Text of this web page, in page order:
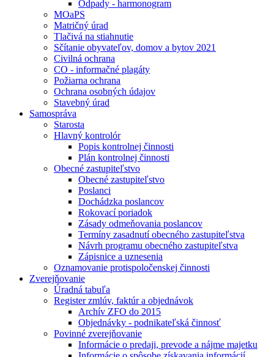
Odpady - harmonogram
MOaPS
Matričný úrad
Tlačivá na stiahnutie
Sčítanie obyvateľov, domov a bytov 2021
Civilná ochrana
CO - informačné plagáty
Požiarna ochrana
Ochrana osobných údajov
Stavebný úrad
Samospráva
Starosta
Hlavný kontrolór
Popis kontrolnej činnosti
Plán kontrolnej činnosti
Obecné zastupiteľstvo
Obecné zastupiteľstvo
Poslanci
Dochádzka poslancov
Rokovací poriadok
Zásady odmeňovania poslancov
Termíny zasadnutí obecného zastupiteľstva
Návrh programu obecného zastupiteľstva
Zápisnice a uznesenia
Oznamovanie protispoločenskej činnosti
Zverejňovanie
Úradná tabuľa
Register zmlúv, faktúr a objednávok
Archív ZFO do 2015
Objednávky - podnikateľská činnosť
Povinné zverejňovanie
Informácie o predaji, prevode a nájme majetku